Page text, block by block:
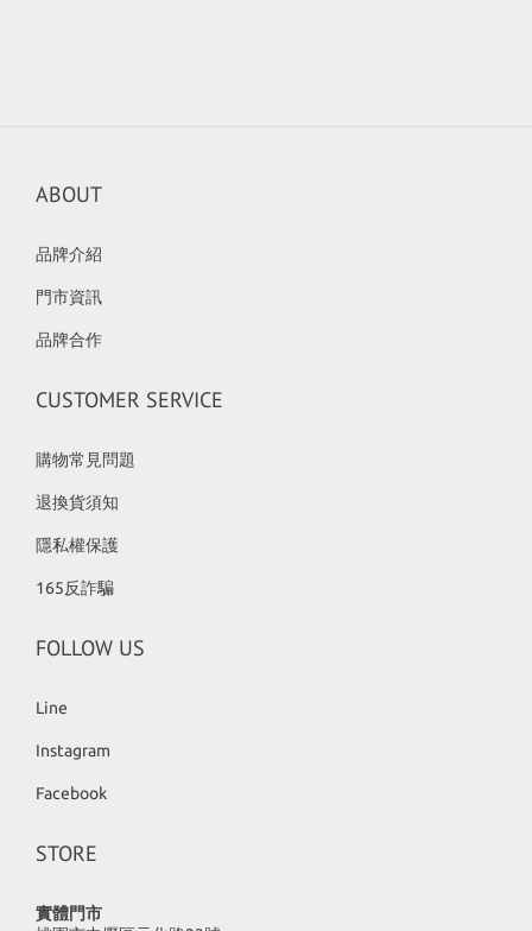
ABOUT
品牌介紹
門市資訊
品牌合作
CUSTOMER SERVICE
購物常見問題
退換貨須知
隱私權保護
165反詐騙
FOLLOW US
Line
Instagram
Facebook
STORE
實體門市